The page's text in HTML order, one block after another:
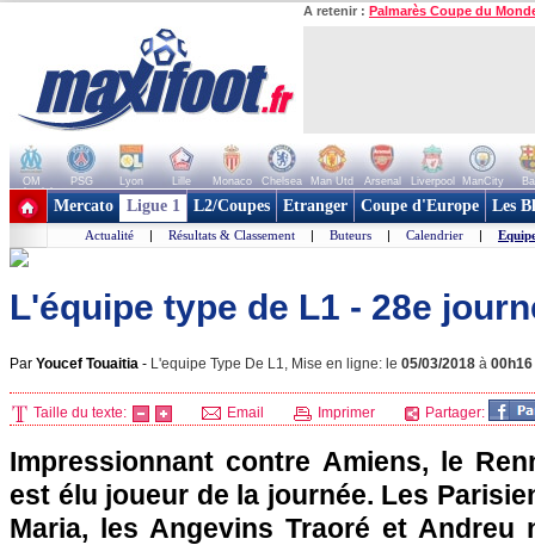
A retenir : Palmarès Coupe du
OM PSG Lyon Lille Monaco Chelsea Man Utd Arsenal Liverpool ManCity
+ de clubs
Mercato Ligue 1 L2/Coupes Etranger Coupe d'Europe Les
Actualité | Résultats & Classement | Buteurs | Calendrier |
L'équipe type de L1 - 28e
Par Youcef Touaitia - L'equipe Type De L1, Mise en ligne: le 05/03/2018 à 00h16
Taille du texte: Email Imprimer Partager:
Impressionnant contre Amiens, le
est élu joueur de la journée. Les
Maria, les Angevins Traoré et Andreu